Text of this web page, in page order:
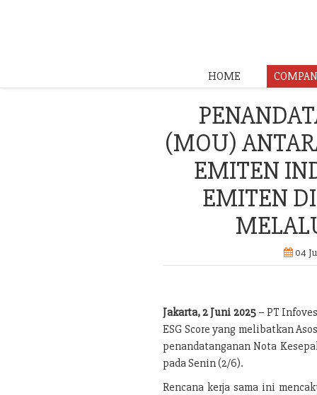
HOME
(MOU)
EMITEN
EMITEN
04
Jakarta, 2 Juni 2025 – PT
ESG Score yang melibatkan
penandatanganan Nota
pada Senin (2/6).
Rencana kerja sama ini